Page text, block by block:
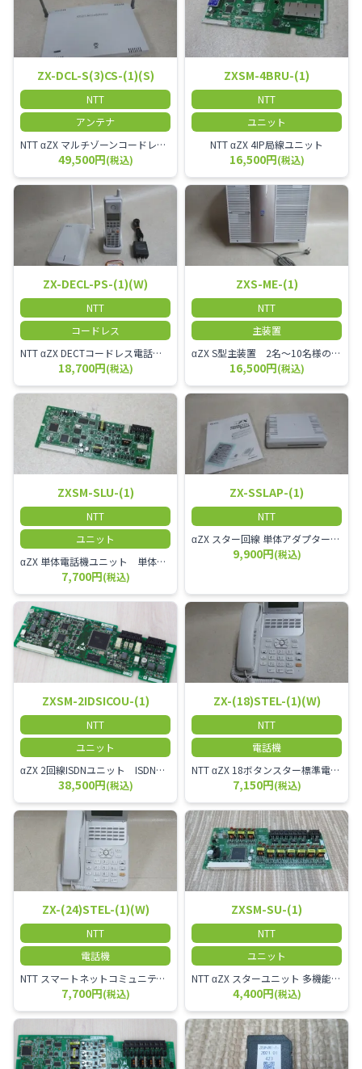
ZX-DCL-S(3)CS-(1)(S)
NTT
アンテナ
NTT αZX マルチゾーンコードレススター増設アンテナ
49,500円(税込)
ZXSM-4BRU-(1)
NTT
ユニット
NTT αZX 4IP局線ユニット
16,500円(税込)
ZX-DECL-PS-(1)(W)
NTT
コードレス
NTT αZX DECTコードレス電話機 電波方式がDECTで、 防水機能（IPX4:あらゆる方向からの水の飛まつを受けても有害な影響を受けない。)を備えた 接続装置と子機の一対シングルゾーンコードレスです。
18,700円(税込)
ZXS-ME-(1)
NTT
主装置
αZX S型主装置 2名～10名様のオフィスに適しております。
16,500円(税込)
ZXSM-SLU-(1)
NTT
ユニット
αZX 単体電話機ユニット 単体電話機、複合機、ドアホン等、 2台分収容可能にするユニット
7,700円(税込)
ZX-SSLAP-(1)
NTT
αZX スター回線 単体アダプター 受付電話機、ドアホン、FAX等を1台収容できる装置です。
9,900円(税込)
ZXSM-2IDSICOU-(1)
NTT
ユニット
αZX 2回線ISDNユニット ISDN回線を2本収容可能です。
38,500円(税込)
ZX-(18)STEL-(1)(W)
NTT
電話機
NTT αZX 18ボタンスター標準電話機(白)
7,150円(税込)
ZX-(24)STEL-(1)(W)
NTT
電話機
NTT スマートネットコミュニティαZX 24ボタンスター標準電話機
7,700円(税込)
ZXSM-SU-(1)
NTT
ユニット
NTT αZX スターユニット 多機能電話機ユニット
4,400円(税込)